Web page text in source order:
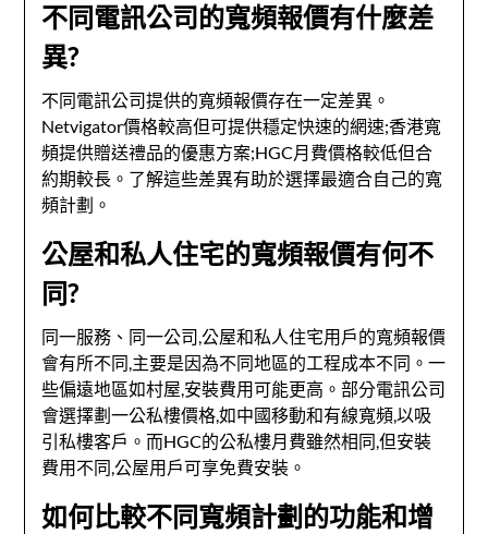
不同電訊公司的寬頻報價有什麼差
異?
不同電訊公司提供的寬頻報價存在一定差異。
Netvigator價格較高但可提供穩定快速的網速;香港寬
頻提供贈送禮品的優惠方案;HGC月費價格較低但合
約期較長。了解這些差異有助於選擇最適合自己的寬
頻計劃。
公屋和私人住宅的寬頻報價有何不
同?
同一服務、同一公司,公屋和私人住宅用戶的寬頻報價
會有所不同,主要是因為不同地區的工程成本不同。一
些偏遠地區如村屋,安裝費用可能更高。部分電訊公司
會選擇劃一公私樓價格,如中國移動和有線寬頻,以吸
引私樓客戶。而HGC的公私樓月費雖然相同,但安裝
費用不同,公屋用戶可享免費安裝。
如何比較不同寬頻計劃的功能和增